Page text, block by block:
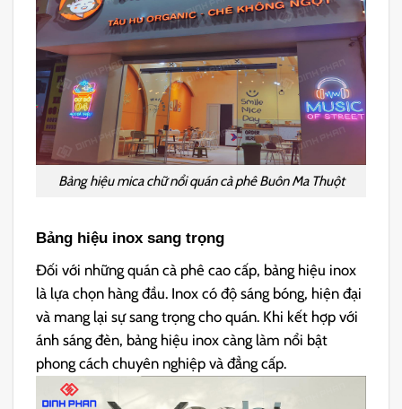
Bảng hiệu mica chữ nổi quán cà phê Buôn Ma Thuột
Bảng hiệu inox sang trọng
Đối với những quán cà phê cao cấp, bảng hiệu inox
là lựa chọn hàng đầu. Inox có độ sáng bóng, hiện đại
và mang lại sự sang trọng cho quán. Khi kết hợp với
ánh sáng đèn, bảng hiệu inox càng làm nổi bật
phong cách chuyên nghiệp và đẳng cấp.